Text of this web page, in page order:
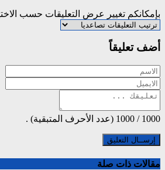
بإمكانكم تغيير عرض التعليقات حسب
أضف تعليقاً
1000
/
1000 (عدد الأحرف المتبقية) .
مقالات ذات صلة